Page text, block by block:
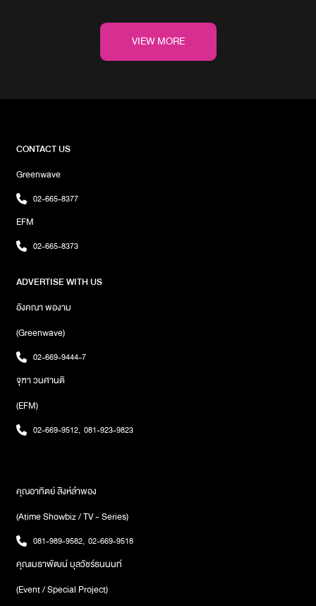
จาก 2 พี่น้องคือ คุณนิติพงศ์ เลาหวิศิษฏ์ และ คุณจารุวัฒน์ เลาหวิศิษฏ์
กรรมการบริหาร บริษัท เพ็ท โพรเทคท์ ฟู้ด จำกัด ซึ่งอยู่ในธุรกิจสัตว์
เลี้ยงมากกว่า 10 ปี สู่การคิดค้นอาหารแมวคานิว่าที่ “ถูกใจคน รู้ใจแมว”
ด้วยมุมมองของผู้บริหารที่มีความใกล้ชิดและหลงใหลในแมว เชื่อว่า
พฤติกรรมแมวอย่างลึกซึ้งและคิดค้นสูตรอาหารที่มีคุณค่าทาง
โจทย์ความต้องการของผู้เลี้ยงแมวในปัจจุบันสำหรับอาหารแมวคานิว่า
Control Officials) โดยสมาคมควบคุมอาหารสัตว์เลี้ยงจากประเทศ
วัตถุดิบ การศึกษาและวิจัยในเชิงลึก รวมถึงได้ร่วมพัฒนาสูตรอาหาร
โจทย์ความต้องการของแมวและผู้เลี้ยง “ถูกใจคน รู้ใจแมว” จึงทำให้
ธุรกิจมาจนก้าวขึ้นสู่ปีที่ 3ปัจจุบันอาหารแมวคานิว่ามีวางจำหน่ายทั้งใน
ทาสแมว และได้รับการการันตีคุณภาพจากเหล่าบรรดา Influencer
และ KOL’s เพราะเห็นผลลัพธ์ที่ชัดเจนในทุกสูตร ไม่ว่าจะเป็นขนสวยเงา
จำหน่าย ที่ร้านค้าเพ็ทช็อปชั้นนำทั่วประเทศหรือช่องทางออนไลน์
Shopee และ Lazada ติดตามรายละเอียดเพิ่มเติมได้ที่
ออกมาอัปเดตว่าตอนนี้อาการหมอนรองกระดูกอักเสบค่อย ๆ ดีขึ้นตาม
ลำดับ แต่ยังคงต้องพักการทำกิจกรรมที่เคลื่อนไหวร่างกายเร็ว รวมถึง
การเล่นกีฬาที่ตัวเองชื่นชอบ เพื่อให้เวลาร่างกายได้ฟื้นตัวเต็มที่ พร้อม
หมอคาดเดาว่าเป็น หมอนรองกระดูกปลิ้นทับเส้นประสาท ครับ การ
มีอะไรที่หนักกว่าเดิมหรือเปล่า ซึ่งวันนี้เป็นวันที่ 5 ของการรักษาแล้ว
วันนี้ก็เริ่มกลับมาเดินได้แล้ว แต่จะยังมีความรู้สึกตึง ๆ และปวดอยู่เล็ก
น้อยครับ“ผมเดาว่าอาการบาดเจ็บที่เกิดขึ้นน่าจะมาจากการเล่นกอล์ฟ
ยึดครับ ซึ่งตอนนี้คุณหมอสั่งห้ามออกกำลังกายครับ ห้ามยกของหนัก
ห้ามก้ม คือการรักษาเขาจะมีท่ามาให้ดูเลยว่าอะไรบ้างที่เราทำไม่ได้ ตอน
อาการเจ็บปวดก็น่าจะหายไปใน 2-3 สัปดาห์ครับ”ภาพ : Jespipat
Tilapornputt
VIEW MORE
CONTACT US
Greenwave
02-665-8377
EFM
02-665-8373
ADVERTISE WITH US
อังคณา พองาม
(Greenwave)
02-669-9444-7
จุฑา วนศานติ
(EFM)
02-669-9512, 081-923-9823
คุณอาทิตย์ สิงห์ลำพอง
(Atime Showbiz / TV - Series)
081-989-9582, 02-669-9518
คุณเมธาพัฒน์ บุลวัชร์ธนนนท์
(Event / Special Project)